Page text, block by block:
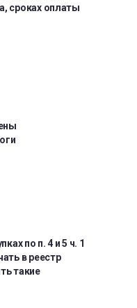
сроках оплаты
по п. 4 и 5 ч. 1
в реестр
такие